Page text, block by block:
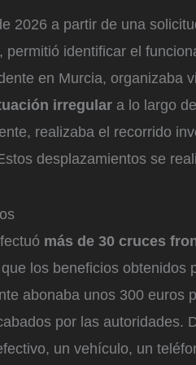
2026 a partir de una
identificar el
en Murcia, organizaba
irregular a lo largo
realizaba el recorrido
desplazamientos se
más de 30 cruces
los beneficios obtenidos
abonaba unos 300 euros
por las autoridades.
un vehículo, un